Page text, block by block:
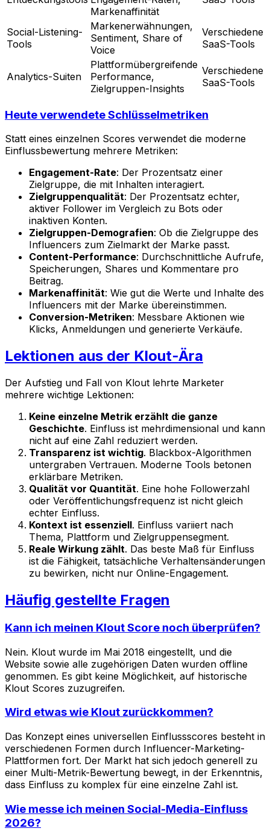
Markenaffinität
Social-Listening-
Tools
Markenerwähnungen,
Sentiment, Share of
Voice
Verschiedene
SaaS-Tools
Analytics-Suiten
Plattformübergreifende
Performance,
Zielgruppen-Insights
Verschiedene
SaaS-Tools
Heute verwendete Schlüsselmetriken
Statt eines einzelnen Scores verwendet die moderne
Einflussbewertung mehrere Metriken:
Engagement-Rate: Der Prozentsatz einer
Zielgruppe, die mit Inhalten interagiert.
Zielgruppenqualität: Der Prozentsatz echter,
aktiver Follower im Vergleich zu Bots oder
inaktiven Konten.
Zielgruppen-Demografien: Ob die Zielgruppe des
Influencers zum Zielmarkt der Marke passt.
Content-Performance: Durchschnittliche Aufrufe,
Speicherungen, Shares und Kommentare pro
Beitrag.
Markenaffinität: Wie gut die Werte und Inhalte des
Influencers mit der Marke übereinstimmen.
Conversion-Metriken: Messbare Aktionen wie
Klicks, Anmeldungen und generierte Verkäufe.
Lektionen aus der Klout-Ära
Der Aufstieg und Fall von Klout lehrte Marketer
mehrere wichtige Lektionen:
Keine einzelne Metrik erzählt die ganze
Geschichte. Einfluss ist mehrdimensional und kann
nicht auf eine Zahl reduziert werden.
Transparenz ist wichtig. Blackbox-Algorithmen
untergraben Vertrauen. Moderne Tools betonen
erklärbare Metriken.
Qualität vor Quantität. Eine hohe Followerzahl
oder Veröffentlichungsfrequenz ist nicht gleich
echter Einfluss.
Kontext ist essenziell. Einfluss variiert nach
Thema, Plattform und Zielgruppensegment.
Reale Wirkung zählt. Das beste Maß für Einfluss
ist die Fähigkeit, tatsächliche Verhaltensänderungen
zu bewirken, nicht nur Online-Engagement.
Häufig gestellte Fragen
Kann ich meinen Klout Score noch überprüfen?
Nein. Klout wurde im Mai 2018 eingestellt, und die
Website sowie alle zugehörigen Daten wurden offline
genommen. Es gibt keine Möglichkeit, auf historische
Klout Scores zuzugreifen.
Wird etwas wie Klout zurückkommen?
Das Konzept eines universellen Einflussscores besteht in
verschiedenen Formen durch Influencer-Marketing-
Plattformen fort. Der Markt hat sich jedoch generell zu
einer Multi-Metrik-Bewertung bewegt, in der Erkenntnis,
dass Einfluss zu komplex für eine einzelne Zahl ist.
Wie messe ich meinen Social-Media-Einfluss
2026?